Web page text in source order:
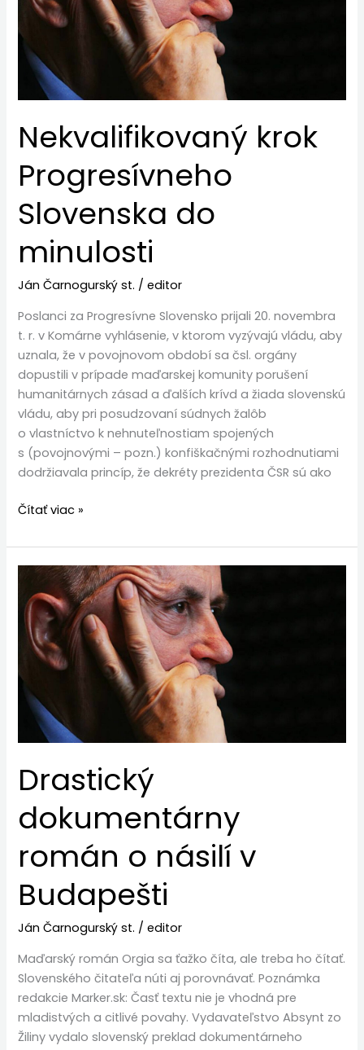
Nekvalifikovaný krok
Progresívneho
Slovenska do
minulosti
Ján Čarnogurský st. /editor
Poslanci za Progresívne Slovensko prijali 20. novembra
t. r. v Komárne vyhlásenie, v ktorom vyzývajú vládu, aby
uznala, že v povojnovom období sa čsl. orgány
dopustili v prípade maďarskej komunity porušení
humanitárnych zásad a ďalších krívd a žiada slovenskú
vládu, aby pri posudzovaní súdnych žalôb
o vlastníctvo k nehnuteľnostiam spojených
s (povojnovými – pozn.) konfiškačnými rozhodnutiami
dodržiavala princíp, že dekréty prezidenta ČSR sú ako
do
minulosti
Čítať viac »
Drastický
dokumentárny
román o násilí v
Budapešti
Ján Čarnogurský st. /editor
Maďarský román Orgia sa ťažko číta, ale treba ho čítať.
Slovenského čitateľa núti aj porovnávať. Poznámka
redakcie Marker.sk: Časť textu nie je vhodná pre
mladistvých a citlivé povahy. Vydavateľstvo Absynt zo
Žiliny vydalo slovenský preklad dokumentárneho
Drastický
dokumentárny
román
o
násilí
Budapešti